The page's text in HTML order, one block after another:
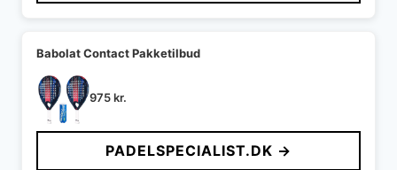
Babolat Contact Pakketilbud
975kr.
PADELSPECIALIST.DK →